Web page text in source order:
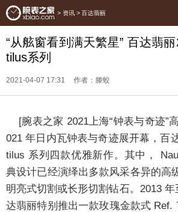
> 资讯 > 百达翡丽
“从舷窗看到满天繁星” 百达翡
tilus系列
2021-04-07 17:31 作者：滕蛟
[腕表之家 2021上海“钟表与奇迹”
021 年日内瓦钟表与奇迹展开幕，百
tilus 系列四款优雅新作。其中，
典设计已经演绎出多款风采各异的高
明亮式切割或长形切割钻石。2013
达翡丽特别推出一款玫瑰金款式 Ref.